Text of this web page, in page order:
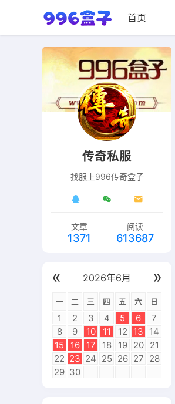
首页
传奇私服
找服上996传奇盒子
文章
1371
阅读
613687
« 2026年6月 »
一 二 三 四 五 六 日
1 2 3 4 5 6
7
8
9 10 11 12 13
14
15
16 17 18 19 20
21
22 23 24 25 26 27 28
29 30